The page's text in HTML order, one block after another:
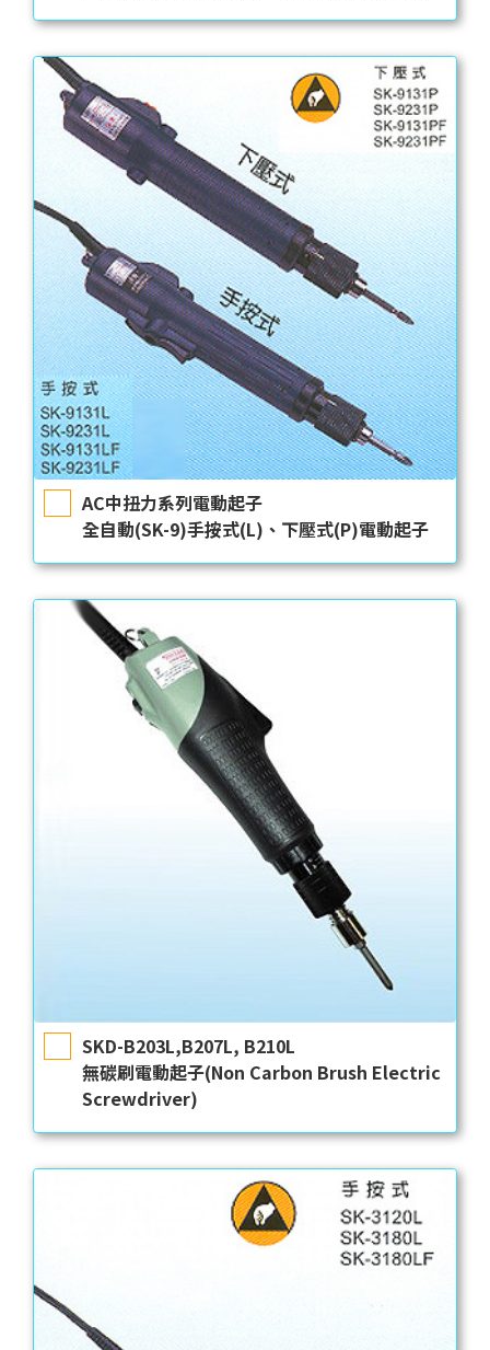
AC中扭力系列電動起子
全自動(SK-9)手按式(L)、下壓式(P)電動起子
SKD-B203L,B207L, B210L
無碳刷電動起子(Non Carbon Brush Electric
Screwdriver)